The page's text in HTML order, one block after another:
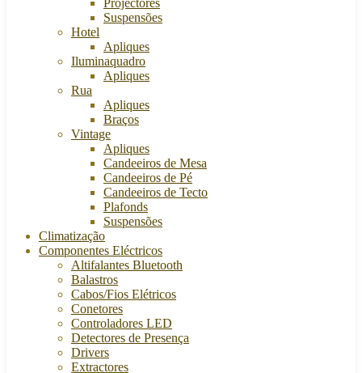
Projectores
Suspensões
Hotel
Apliques
Iluminaquadro
Apliques
Rua
Apliques
Braços
Vintage
Apliques
Candeeiros de Mesa
Candeeiros de Pé
Candeeiros de Tecto
Plafonds
Suspensões
Climatização
Componentes Eléctricos
Altifalantes Bluetooth
Balastros
Cabos/Fios Elétricos
Conetores
Controladores LED
Detectores de Presença
Drivers
Extractores